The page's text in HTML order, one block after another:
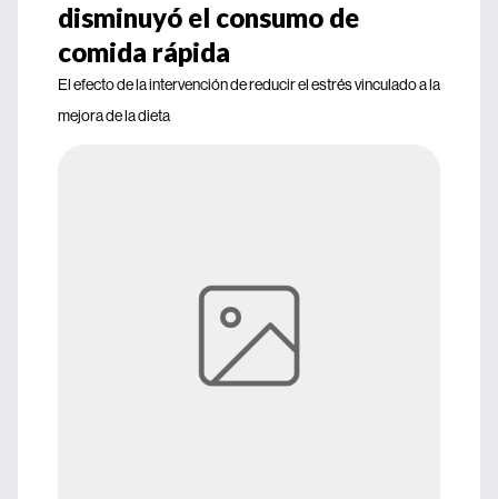
disminuyó el consumo de
comida rápida
El efecto de la intervención de reducir el estrés vinculado a la
mejora de la dieta